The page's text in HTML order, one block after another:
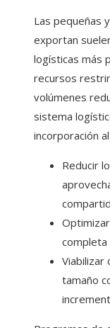
Las pequeñas
exportan
logísticas más
recursos
volúmenes
sistema
incorporación
Reducir
completa
Viabilizar
tamaño